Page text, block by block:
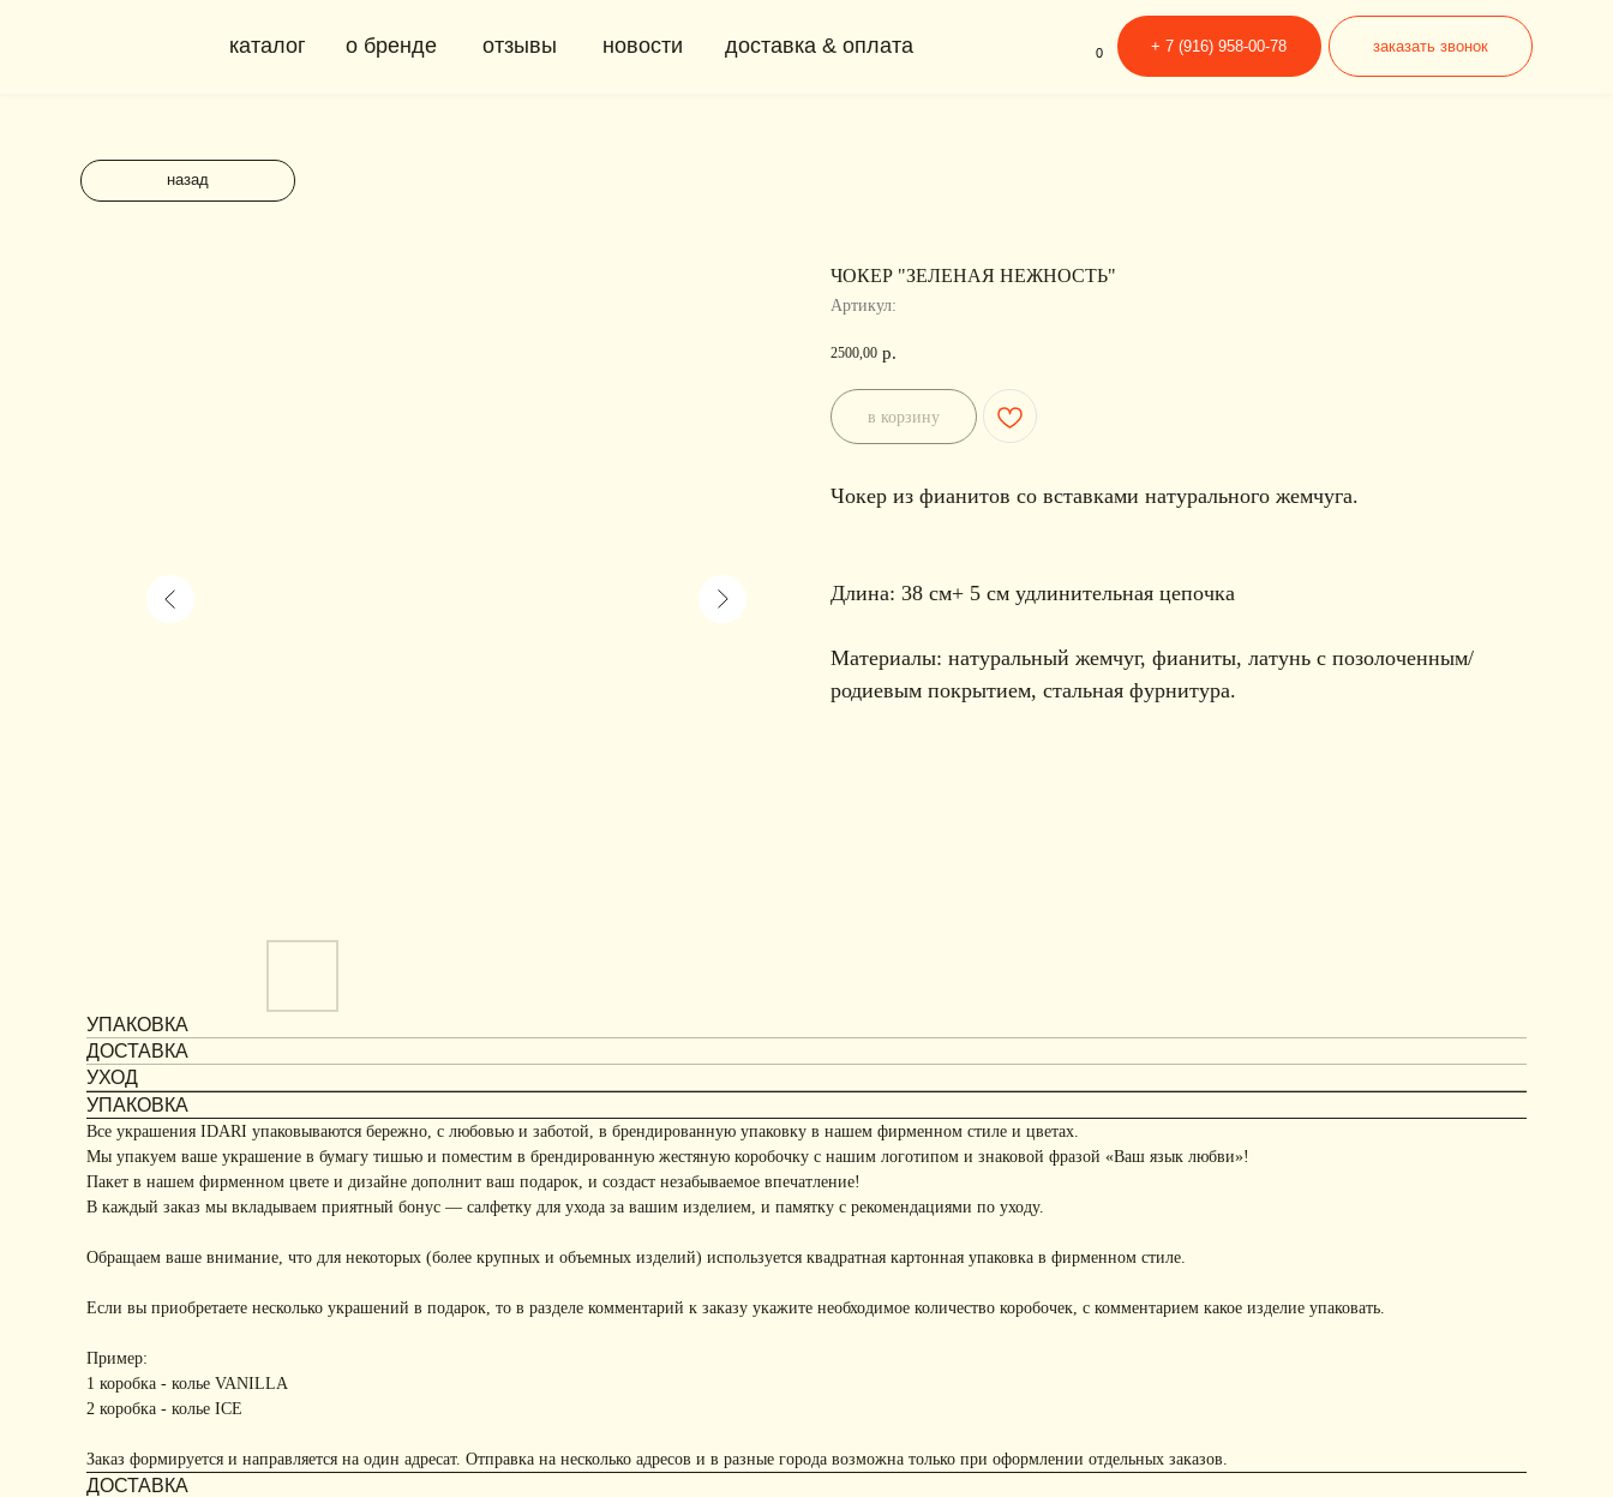
о бренде
каталог доставка & оплата
новости
отзывы заказать звонок
+ 7 (916) 958-00-78
назад
ЧОКЕР "ЗЕЛЕНАЯ НЕЖНОСТЬ"
Артикул:
2500,00 р.
в корзину
Чокер из фианитов со вставками натурального жемчуга.
Длина: 38 см+ 5 см удлинительная цепочка
Материалы: натуральный жемчуг, фианиты, латунь с позолоченным/
родиевым покрытием, стальная фурнитура.
УПАКОВКА
ДОСТАВКА
УХОД
УПАКОВКА
Все украшения IDARI упаковываются бережно, с любовью и заботой, в брендированную упаковку в нашем фирменном стиле и цветах.
Мы упакуем ваше украшение в бумагу тишью и поместим в брендированную жестяную коробочку с нашим логотипом и знаковой фразой «Ваш язык любви»!
Пакет в нашем фирменном цвете и дизайне дополнит ваш подарок, и создаст незабываемое впечатление!
В каждый заказ мы вкладываем приятный бонус — салфетку для ухода за вашим изделием, и памятку с рекомендациями по уходу.
Обращаем ваше внимание, что для некоторых (более крупных и объемных изделий) используется квадратная картонная упаковка в фирменном стиле.
Если вы приобретаете несколько украшений в подарок, то в разделе комментарий к заказу укажите необходимое количество коробочек, с комментарием какое изделие упаковать.
Пример:
1 коробка - колье VANILLA
2 коробка - колье ICE
Заказ формируется и направляется на один адресат. Отправка на несколько адресов и в разные города возможна только при оформлении отдельных заказов.
ДОСТАВКА